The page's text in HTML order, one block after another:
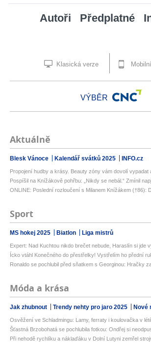
Autoři Předplatné
Klasická verze
VÝBĚR
Aktuálně
Blesk Vánoce Kalendář svátků 2025 INFO.cz
Propojení hudby a krásy. Beauty zóny vám dovolí vypadat
Pospíšil na Knížákově pohřbu: „Nikdy se nebál.“ Zmínil
ONLINE: Poslední rozloučení s Milanem Knížákem (†86):
Sport
MS hokej 2025 Biatlon Liga mistrů
Expert: Nad Kuchtou nikdo brečet nebude, Haraslín si jde
Ícko vtáhl Konečného do přestřelky! Vystřelím ho přední
Ronaldo se pochlubil před sňatkem s Georginou: Hračky za
Móda a krása
Jak zhubnout Trendy nehty pro jaro 2025 Nové
Osvěžení ve Schladmingu: Lamy, ferraty i koulovačka v létě
Šťastná Brzobohatá se pochlubila fotkou: Ondřej si
Při nehodě rychlíku a náklaďáku v Dolní Lutyni zemřel